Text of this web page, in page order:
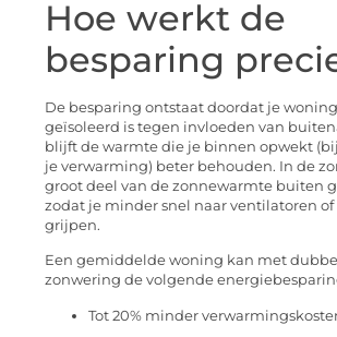
Hoe werkt de
besparing
De besparing ontstaat doordat je
geïsoleerd is tegen invloeden van
blijft de warmte die je binnen opwekt
je verwarming) beter behouden. In de
groot deel van de zonnewarmte buiten
zodat je minder snel naar ventilatoren of
grijpen.
Een gemiddelde woning kan met
zonwering de volgende
Tot 20% minder